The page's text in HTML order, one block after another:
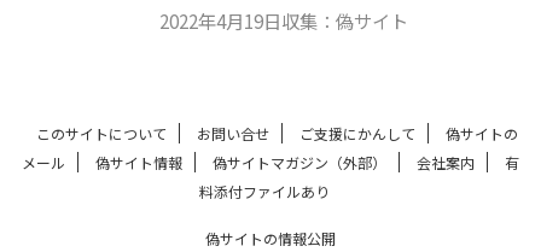
2022年4月19日収集：偽サイト
このサイトについて お問い合せ ご支援にかんして
偽サイトの
メール
偽サイト情報 偽サイトマガジン（外部） 会社案内
有
料添付ファイルあり
偽サイトの情報公開